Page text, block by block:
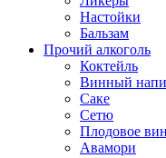
Настойки
Бальзам
Прочий алкоголь
Коктейль
Винный
Саке
Сетю
Плодовое
Авамори